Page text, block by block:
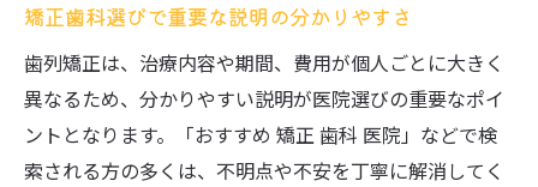
矯正歯科選びで重要な説明の分かりやすさ
歯列矯正は、治療内容や期間、費用が個人ごとに大きく
異なるため、分かりやすい説明が医院選びの重要なポイ
ントとなります。「おすすめ 矯正 歯科 医院」などで検
索される方の多くは、不明点や不安を丁寧に解消してく